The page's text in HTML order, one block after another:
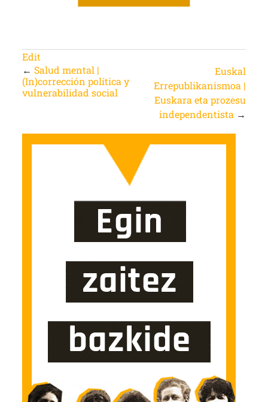
Edit
← Salud mental |
(In)corrección política y
vulnerabilidad social
Euskal
Errepublikanismoa |
Euskara eta prozesu
independentista →